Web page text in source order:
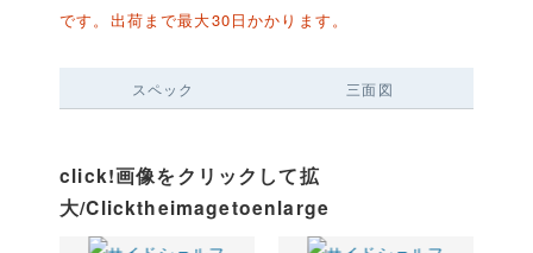
です。出荷まで最大30日かかります。
スペック 三面図
click!画像をクリックして拡
大/Clicktheimagetoenlarge